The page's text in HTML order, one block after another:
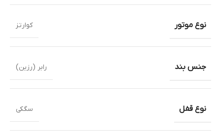
نوع موتور کوارتز
جنس بند رابر (رزین)
نوع قفل سگکی